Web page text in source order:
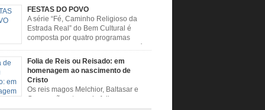
dos negros escravizados, São Benedito.
foi assumido como sendo milagroso e
de suas causas. o ponto alto da festa
Benedito é a Marujada. […]
FESTAS DO POVO
A série “Fé, Caminho Religioso da
Estrada Real” do Bem Cultural é
composta por quatro programas
imaterial das cidades que fazem parte
que liga os Santuários de Nossa
da Piedade (MG) e Nossa Senhora da
Aparecida (SP) pela Estrada Real. Quarto
[…]
Folia de Reis ou Reisado: em
homenagem ao nascimento de
Cristo
Os reis magos Melchior, Baltasar e
Gaspar são o tema da folia, que